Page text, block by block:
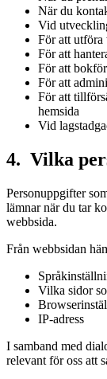
När du
Vid
För att utföra
För att
För att
För att
För att
hemsida
Vid
4. Vilka
Personuppgifter
lämnar när du tar
webbsida.
Från webbsidan
Vilka sidor
IP-adress
I samband med
relevant för oss att